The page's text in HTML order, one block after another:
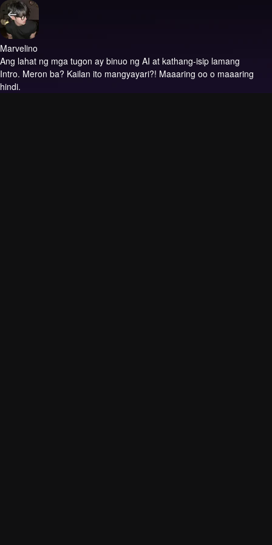
Marvelino
Ang lahat ng mga tugon ay binuo ng AI at kathang-isip lamang
Intro. Meron ba? Kailan ito mangyayari?! Maaaring oo o maaaring
hindi.